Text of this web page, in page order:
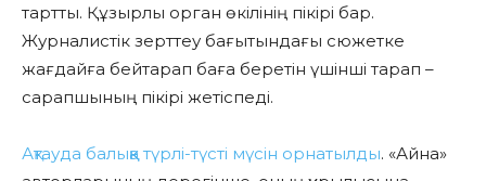
тартты. Құзырлы орган өкілінің пікірі бар.
Журналистік зерттеу бағытындағы сюжетке
жағдайға бейтарап баға беретін үшінші тарап –
сарапшының пікірі жетіспеді.
Ақтауда балыққа түрлі-түсті мүсін орнатылды. «Айна»